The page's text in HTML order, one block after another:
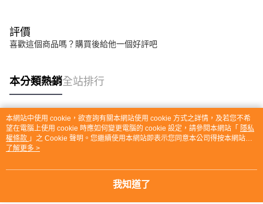
評價
喜歡這個商品嗎？購買後給他一個好評吧
本分類熱銷全站排行
熱門標籤
本網站中使用 cookie，欲查詢有關本網站使用 cookie 方式之詳情，及若您不希
望在電腦上使用 cookie 時應如何變更電腦的 cookie 設定，請參閱本網站「 隱私
權條款 」之 Cookie 聲明。您繼續使用本網站即表示您同意本公司得按本網站使
用條款之 Cookie 聲明使用 cookie。
了解更多 >
我知道了